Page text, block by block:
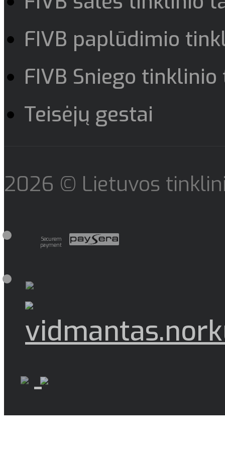
FIVB paplūdimio
FIVB Sniego
Teisėjų gestai
2026 © Lietuvos
Securem
payment